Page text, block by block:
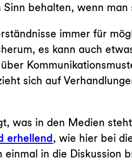
behalten, wenn
immer für
es kann auch
sich auf
was in den Medien
erhellend , wie hier bei
einmal in die Diskussion